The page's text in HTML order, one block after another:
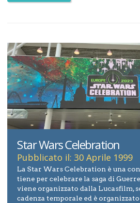
Star Wars Celebration
Pubblicato il: 30 Aprile 1999
La Star Wars Celebration è una
tiene per celebrare la saga di
viene organizzato dalla Lucasfilm,
cadenza temporale ed è organizzato